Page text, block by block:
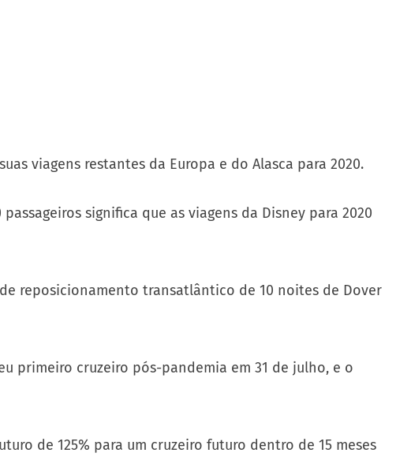
viagens restantes da Europa e do Alasca para 2020.
significa que as viagens da Disney para 2020
reposicionamento transatlântico de 10 noites de Dover
primeiro cruzeiro pós-pandemia em 31 de julho, e o
de 125% para um cruzeiro futuro dentro de 15 meses